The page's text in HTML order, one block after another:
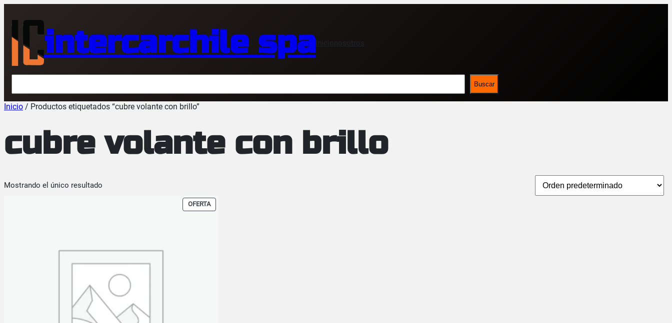
intercarchile spa inicio nosotros
Buscar
Inicio / Productos etiquetados “cubre volante con brillo”
cubre volante con brillo
Mostrando el único resultado
OFERTAPRODUCTO
EN